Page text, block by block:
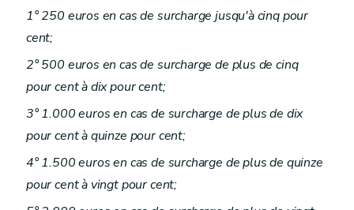
1° 250 euros en cas de surcharge jusqu'à cinq pour
cent;
2° 500 euros en cas de surcharge de plus de cinq
pour cent à dix pour cent;
3° 1.000 euros en cas de surcharge de plus de dix
pour cent à quinze pour cent;
4° 1.500 euros en cas de surcharge de plus de quinze
pour cent à vingt pour cent;